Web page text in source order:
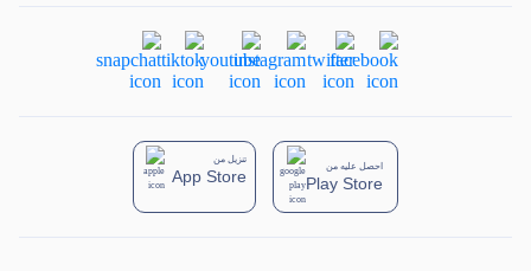
تنزيل من
App Store
احصل عليه من
Play Store